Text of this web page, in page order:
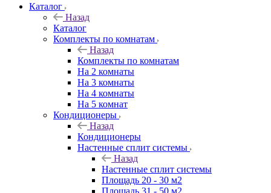
Каталог
Назад
Каталог
Комплекты по комнатам
Назад
Комплекты по комнатам
На 2 комнаты
На 3 комнаты
На 4 комнаты
На 5 комнат
Кондиционеры
Назад
Кондиционеры
Настенные сплит системы
Назад
Настенные сплит системы
Площадь 20 - 30 м2
Площадь 31 - 50 м2